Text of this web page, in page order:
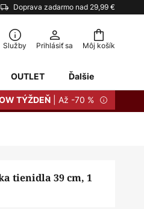
Doprava zadarmo nad 29,99 €
Môj košík
Služby Prihlásiť sa
OUTLET Ďalšie
TÝŽDEŇ | Až -70 %
tienidla 39 cm, 1